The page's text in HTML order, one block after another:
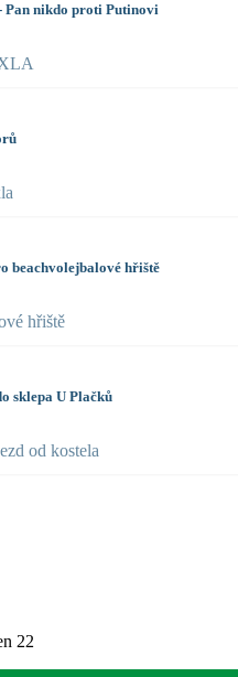
nikdo proti Putinovi
beachvolejbalové hřiště
hřiště
sklepa U Plačků
od kostela
22